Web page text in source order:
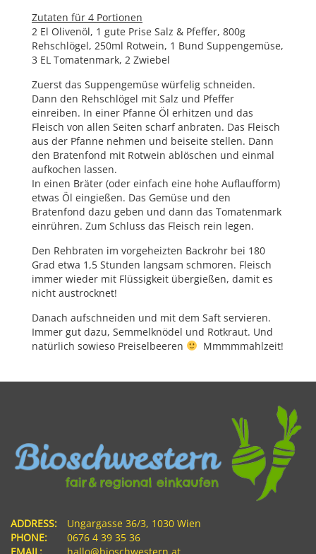
Zutaten für 4 Portionen
2 El Olivenöl, 1 gute Prise Salz & Pfeffer, 800g
Rehschlögel, 250ml Rotwein, 1 Bund Suppengemüse,
3 EL Tomatenmark, 2 Zwiebel
Zuerst das Suppengemüse würfelig schneiden.
Dann den Rehschlögel mit Salz und Pfeffer
einreiben. In einer Pfanne Öl erhitzen und das
Fleisch von allen Seiten scharf anbraten. Das Fleisch
aus der Pfanne nehmen und beiseite stellen. Dann
den Bratenfond mit Rotwein ablöschen und einmal
aufkochen lassen.
In einen Bräter (oder einfach eine hohe Auflaufform)
etwas Öl eingießen. Das Gemüse und den
Bratenfond dazu geben und dann das Tomatenmark
einrühren. Zum Schluss das Fleisch rein legen.
Den Rehbraten im vorgeheizten Backrohr bei 180
Grad etwa 1,5 Stunden langsam schmoren. Fleisch
immer wieder mit Flüssigkeit übergießen, damit es
nicht austrocknet!
Danach aufschneiden und mit dem Saft servieren.
Immer gut dazu, Semmelknödel und Rotkraut. Und
natürlich sowieso Preiselbeeren
Mmmmmahlzeit!
ADDRESS:
Ungargasse 36/3, 1030 Wien
PHONE:
0676 4 39 35 36